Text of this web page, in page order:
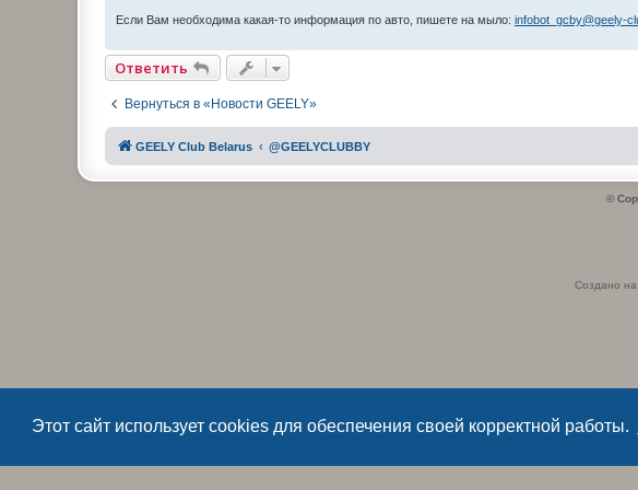
Этот сайт использует cookies для обеспечения своей корректной работы.
Если Вам необходима какая-то информация по авто, пишете на мыло: infobot_gcby@geely-
Ответить
Вернуться в «Новости GEELY»
GEELY Club Belarus @GEELYCLUBBY
©
Создано на